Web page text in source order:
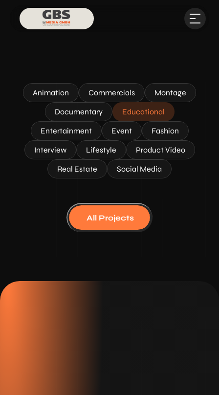
Animation Commercials Montage
Documentary Educational
Entertainment Event Fashion
Interview Lifestyle Product Video
Real Estate Social Media
All Projects